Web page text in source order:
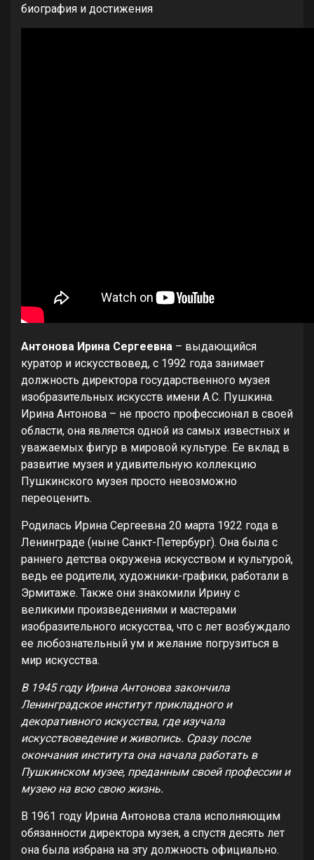
Антонова Ирина Сергеевна – выдающийся
куратор и искусствовед, с 1992 года занимает
должность директора государственного музея
изобразительных искусств имени А.С. Пушкина.
Ирина Антонова – не просто профессионал в своей
области, она является одной из самых известных и
уважаемых фигур в мировой культуре. Ее вклад в
развитие музея и удивительную коллекцию
Пушкинского музея просто невозможно
переоценить.
Родилась Ирина Сергеевна 20 марта 1922 года в
Ленинграде (ныне Санкт-Петербург). Она была с
раннего детства окружена искусством и культурой,
ведь ее родители, художники-графики, работали в
Эрмитаже. Также они знакомили Ирину с
великими произведениями и мастерами
изобразительного искусства, что с лет возбуждало
ее любознательный ум и желание погрузиться в
мир искусства.
В 1945 году Ирина Антонова закончила
Ленинградское институт прикладного и
декоративного искусства, где изучала
искусствоведение и живопись. Сразу после
окончания института она начала работать в
Пушкинском музее, преданным своей профессии и
музею на всю свою жизнь.
В 1961 году Ирина Антонова стала исполняющим
обязанности директора музея, а спустя десять лет
она была избрана на эту должность официально.